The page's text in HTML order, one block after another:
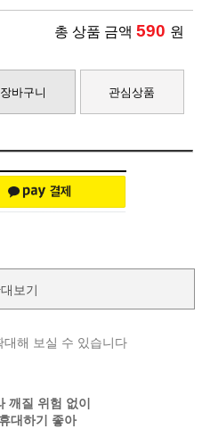
총 상품 금액 590 원
장바구니 관심상품
보기
대해 보실 수 있습니다
깨질 위험 없이
대하기 좋아